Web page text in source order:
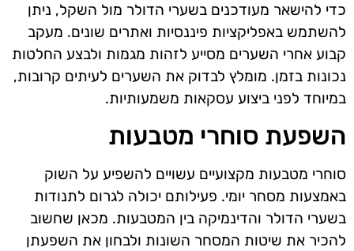
כדי להישאר מעודכנים בשערי הדולר מול השקל, ניתן
להשתמש באפליקציות פיננסיות ואתרים שונים. מעקב
קבוע אחרי השערים מסייע לזהות מגמות ולבצע החלטות
נכונות בזמן. מומלץ לבדוק את השערים לעיתים קרובות,
במיוחד לפני ביצוע עסקאות משמעותיות.
השפעת סוחרי מטבעות
סוחרי מטבעות מקצועיים עשויים להשפיע על השוק
באמצעות מסחר יומי. פעילותם יכולה לגרום לתנודות
בשערי הדולר והדינמיקה בין המטבעות. מכאן שחשוב
להכיר את שיטות המסחר השונות ולבחון את השפעתן